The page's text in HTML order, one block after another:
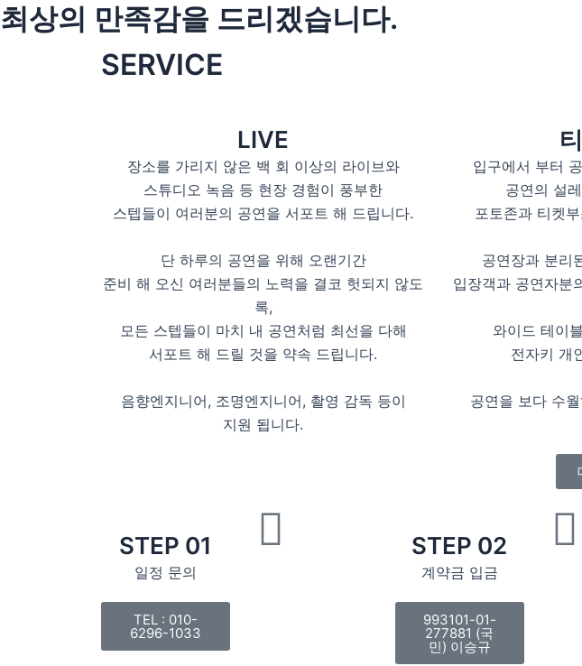
최상의 만족감을 드리겠습니다.
SERVICE
LIVE
장소를 가리지 않은 백 회 이상의 라이브와
스튜디오 녹음 등 현장 경험이 풍부한
스텝들이 여러분의 공연을 서포트 해 드립니다.
단 하루의 공연을 위해 오랜기간
준비 해 오신 여러분들의 노력을 결코 헛되지 않도
록,
모든 스텝들이 마치 내 공연처럼 최선을 다해
서포트 해 드릴 것을 약속 드립니다.
음향엔지니어, 조명엔지니어, 촬영 감독 등이
지원 됩니다.
입구에서 부터
공연의 설
포토존과 티켓
공연장과 분리
입장객과 공연자분
와이드 테이
전자키 개
공연을 보다 수
STEP 01
일정 문의
TEL : 010-
6296-1033
STEP 02
계약금 입금
993101-01-
277881 (국
민) 이승규